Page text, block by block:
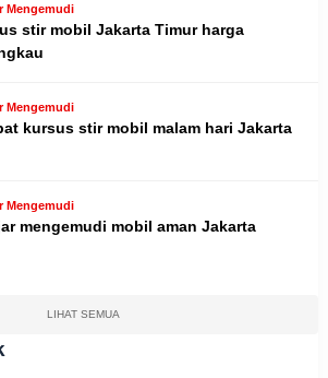
Mengemudi
stir mobil Jakarta Timur harga
Mengemudi
kursus stir mobil malam hari Jakarta
Mengemudi
mengemudi mobil aman Jakarta
LIHAT SEMUA